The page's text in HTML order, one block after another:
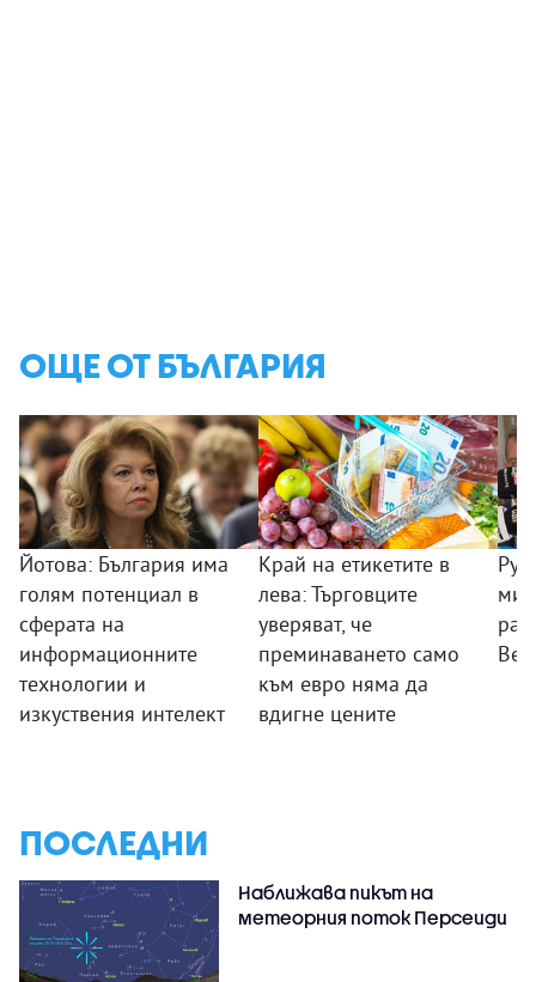
ОЩЕ ОТ БЪЛГАРИЯ
Йотова: България има
голям потенциал в
сферата на
информационните
технологии и
изкуствения интелект
Край на етикетите в
лева: Търговците
уверяват, че
преминаването само
към евро няма да
вдигне цените
ПОСЛЕДНИ
Наближава пикът на
метеорния поток Персеиди